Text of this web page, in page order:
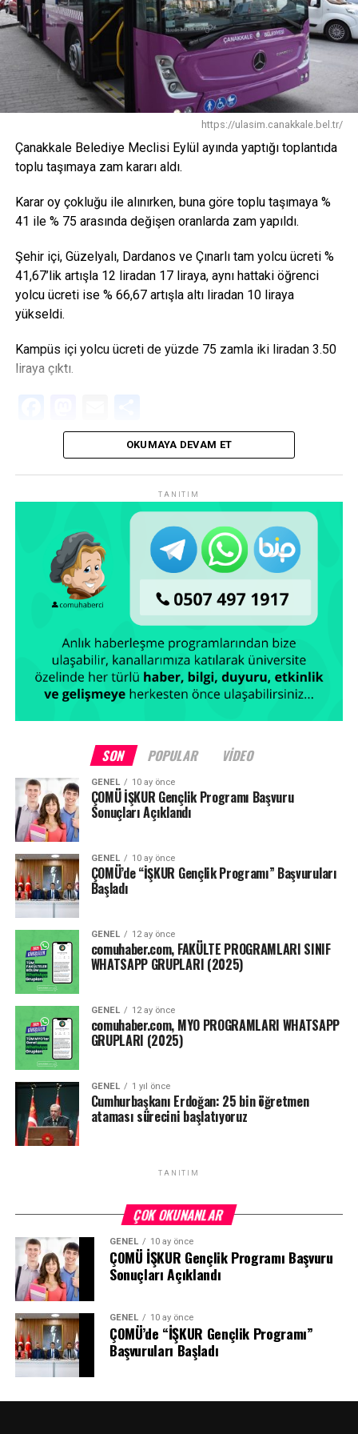
https://ulasim.canakkale.bel.tr/
Çanakkale Belediye Meclisi Eylül ayında yaptığı toplantıda
toplu taşımaya zam kararı aldı.
Karar oy çokluğu ile alınırken, buna göre toplu taşımaya %
41 ile % 75 arasında değişen oranlarda zam yapıldı.
Şehir içi, Güzelyalı, Dardanos ve Çınarlı tam yolcu ücreti %
41,67’lik artışla 12 liradan 17 liraya, aynı hattaki öğrenci
yolcu ücreti ise % 66,67 artışla altı liradan 10 liraya
yükseldi.
Kampüs içi yolcu ücreti de yüzde 75 zamla iki liradan 3.50
liraya çıktı.
OKUMAYA DEVAM ET
TANITIM
SON POPULAR VIDEO
GENEL 10 ay önce
ÇOMÜ İŞKUR Gençlik Programı Başvuru
Sonuçları Açıklandı
GENEL 10 ay önce
ÇOMÜ’de “İŞKUR Gençlik Programı” Başvuruları
Başladı
GENEL 12 ay önce
comuhaber.com, FAKÜLTE PROGRAMLARI SINIF
WHATSAPP GRUPLARI (2025)
GENEL 12 ay önce
comuhaber.com, MYO PROGRAMLARI WHATSAPP
GRUPLARI (2025)
GENEL 1 yıl önce
Cumhurbaşkanı Erdoğan: 25 bin öğretmen
ataması sürecini başlatıyoruz
TANITIM
ÇOK OKUNANLAR
GENEL 10 ay önce
ÇOMÜ İŞKUR Gençlik Programı Başvuru
Sonuçları Açıklandı
GENEL 10 ay önce
ÇOMÜ’de “İŞKUR Gençlik Programı”
Başvuruları Başladı